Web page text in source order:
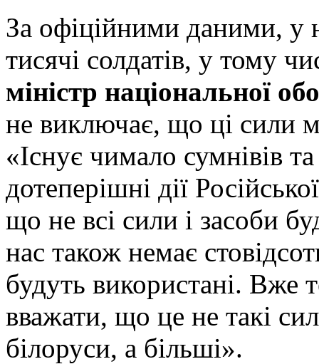
За офіційними даними, у
тисячі солдатів, у тому
міністр національної
не виключає, що ці сили
«Існує чимало сумнівів
дотеперішні дії
що не всі сили і засоби
нас також немає
будуть використані. Вже
вважати, що це не такі
білоруси, а більші».